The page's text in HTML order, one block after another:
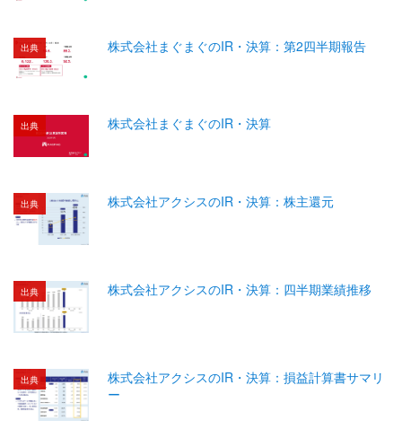
出典 株式会社まぐまぐのIR・決算：第2四半期報告
出典 株式会社まぐまぐのIR・決算
出典 株式会社アクシスのIR・決算：株主還元
出典 株式会社アクシスのIR・決算：四半期業績推移
出典
株式会社アクシスのIR・決算：損益計算書サマリ
ー